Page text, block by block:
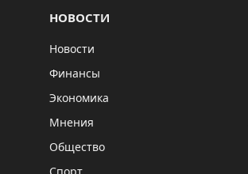
НОВОСТИ
Новости
Финансы
Экономика
Мнения
Общество